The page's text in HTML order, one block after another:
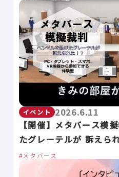
イベント
2026.6.11
【開催】メタバース模
たグレーテルが 訴えら
メタバース